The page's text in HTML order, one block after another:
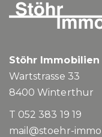
Stöhr Immobilien
Wartstrasse 33
8400Winterthur
T 052 383 19 19
mail@stoehr-